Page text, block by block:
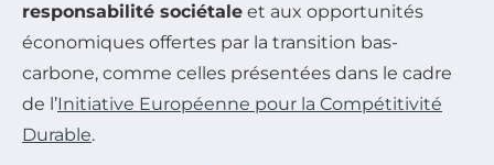
responsabilité sociétale et aux opportunités
économiques offertes par la transition bas-
carbone, comme celles présentées dans le cadre
de l’Initiative Européenne pour la Compétitivité
Durable.